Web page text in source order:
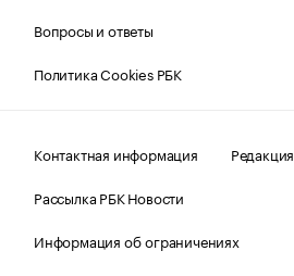
Вопросы и ответы
Политика Cookies РБК
Контактная информация
Редакция
Рассылка РБК Новости
Информация об ограничениях